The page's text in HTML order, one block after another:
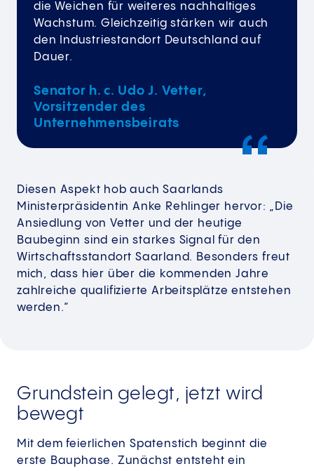
die Weichen für weiteres nachhaltiges
Wachstum. Gleichzeitig stärken wir auch
den Industriestandort Deutschland auf
Dauer.
Senator h. c. Udo J. Vetter,
Vorsitzender des
Unternehmensbeirats
Diesen Aspekt hob auch Saarlands
Ministerpräsidentin Anke Rehlinger hervor: „Die
Ansiedlung von Vetter und der heutige
Baubeginn sind ein starkes Signal für den
Wirtschaftsstandort Saarland. Besonders freut
mich, dass hier über die kommenden Jahre
zahlreiche qualifizierte Arbeitsplätze entstehen
werden.“
Grundstein gelegt, jetzt wird
bewegt
Mit dem feierlichen Spatenstich beginnt die
erste Bauphase. Zunächst entsteht ein